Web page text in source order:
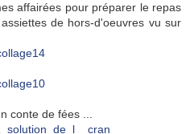
affairées pour préparer le repas
de hors-d'oeuvres vu sur
conte de fées ...